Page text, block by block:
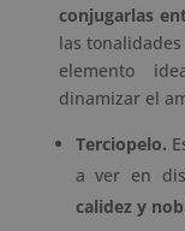
conjugarlas
las
elemento
dinamizar el
Terciopelo.
a ver en
calidez y